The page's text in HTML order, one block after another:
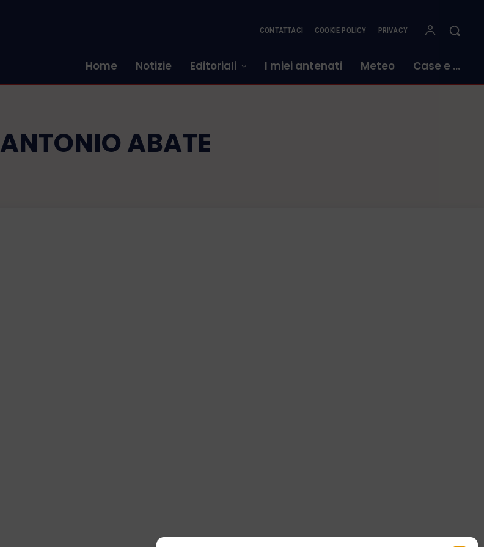
CONTATTACI COOKIE POLICY PRIVACY
Home Notizie Editoriali I miei antenati Meteo Case e …
ANTONIO ABATE